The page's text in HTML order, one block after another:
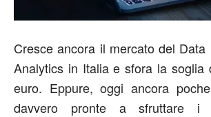
Cresce ancora il mercato del Data
Analytics in Italia e sfora la soglia
euro. Eppure, oggi ancora
davvero pronte a sfruttare i